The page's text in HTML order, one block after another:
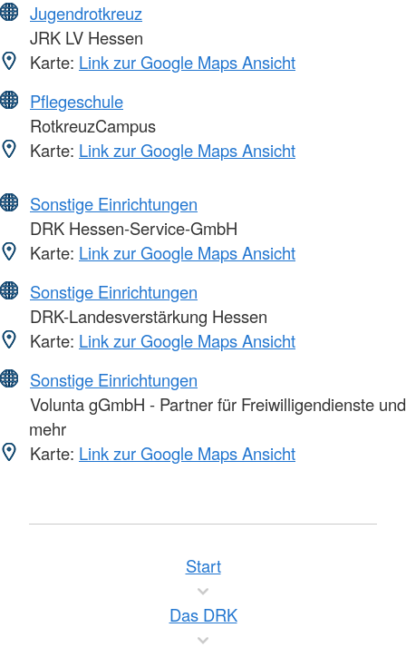
Jugendrotkreuz
JRK LV Hessen
Karte: Link zur Google Maps Ansicht
Pflegeschule
RotkreuzCampus
Karte: Link zur Google Maps Ansicht
Sonstige Einrichtungen
DRK Hessen-Service-GmbH
Karte: Link zur Google Maps Ansicht
Sonstige Einrichtungen
DRK-Landesverstärkung Hessen
Karte: Link zur Google Maps Ansicht
Sonstige Einrichtungen
Volunta gGmbH - Partner für Freiwilligendienste und
mehr
Karte: Link zur Google Maps Ansicht
Start
Das DRK